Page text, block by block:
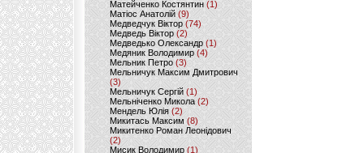
Матейченко Костянтин (1)
Матіос Анатолій (9)
Медведчук Віктор(74)
Медведь Віктор (2)
Медведько Олександр (1)
Медяник Володимир(4)
Мельник Петро (3)
Мельничук Максим Дмитрович
(3)
Мельничук Сергій (1)
Мельніченко Микола (2)
Мендель Юлія (2)
Микитась Максим (8)
Микитенко Роман Леонідович
(2)
Мисик Володимир (1)